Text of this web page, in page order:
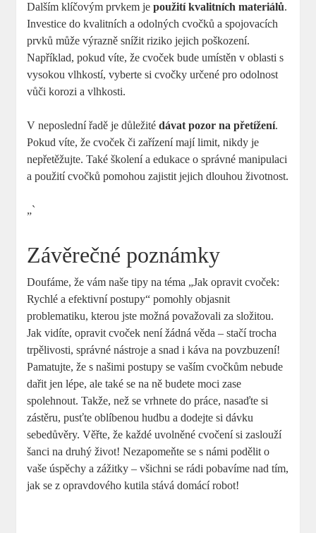
Dalším klíčovým prvkem jepoužití kvalitních materiálů.
Investice do kvalitních a odolných cvočků a spojovacích
prvků může výrazně snížit riziko jejich poškození.
Například, pokud víte, že cvoček bude umístěn v oblasti s
vysokou vlhkostí, vyberte si cvočky určené pro odolnost
vůči korozi a vlhkosti.
V neposlední řadě je důležitédávat pozor na přetížení.
Pokud víte, že cvoček či zařízení mají limit, nikdy je
nepřetěžujte. Také školení a edukace o správné manipulaci
a použití cvočků pomohou zajistit jejich dlouhou životnost.
„`
Závěrečné poznámky
Doufáme, že vám naše tipy na téma „Jak opravit cvoček:
Rychlé a efektivní postupy“ pomohly objasnit
problematiku, kterou jste možná považovali za složitou.
Jak vidíte, opravit cvoček není žádná věda – stačí trocha
trpělivosti, správné nástroje a snad i káva na povzbuzení!
Pamatujte, že s našimi postupy se vaším cvočkům nebude
dařit jen lépe, ale také se na ně budete moci zase
spolehnout. Takže, než se vrhnete do práce, nasaďte si
zástěru, pusťte oblíbenou hudbu a dodejte si dávku
sebedůvěry. Věřte, že každé uvolněné cvočení si zaslouží
šanci na druhý život! Nezapomeňte se s námi podělit o
vaše úspěchy a zážitky – všichni se rádi pobavíme nad tím,
jak se z opravdového kutila stává domácí robot!